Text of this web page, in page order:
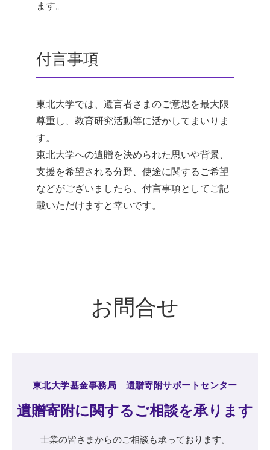
ます。
付言事項
東北大学では、遺言者さまのご意思を最大限
尊重し、教育研究活動等に活かしてまいりま
す。
東北大学への遺贈を決められた思いや背景、
支援を希望される分野、使途に関するご希望
などがございましたら、付言事項としてご記
載いただけますと幸いです。
お問合せ
東北大学基金事務局 遺贈寄附サポートセンター
遺贈寄附に関するご相談を承ります
士業の皆さまからのご相談も承っております。